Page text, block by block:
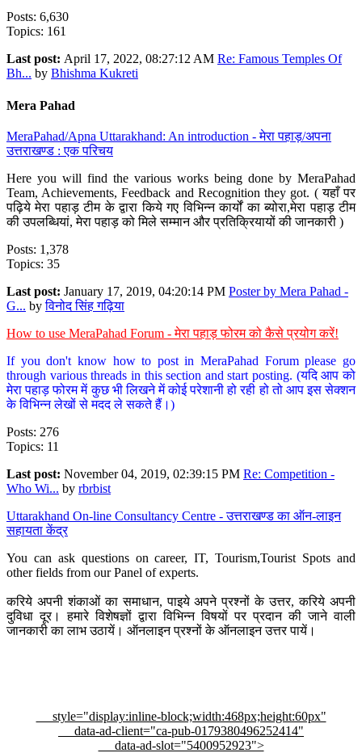
Posts: 6,630
Topics: 161
Last post: April 17, 2022, 08:27:12 AM Re: Famous Temples Of
Bh... by Bhishma Kukreti
Mera Pahad
MeraPahad/Apna Uttarakhand: An introduction - मेरा पहाड़/अपना
उत्तराखण्ड : एक परिचय
Here you will find the various works being done by MeraPahad
Team, Achievements, Feedback and Recognition they got. ( यहाँ पर
पढ़िये मेरा पहाड़ टीम के द्वारा किये गए विभिन्न कार्यों का ब्योरा,मेरा पहाड़ टीम
की उपलब्धियां, मेरा पहाड़ को मिले सम्मान और प्रतिक्रियायों की जानकारी )
Posts: 1,378
Topics: 35
Last post: January 17, 2019, 04:20:14 PM Poster by Mera Pahad -
G... byविनोद सिंह गढ़िया
How to use MeraPahad Forum - मेरा पहाड़ फोरम को कैसे प्रयोग करें!
If you don't know how to post in MeraPahad Forum please go
through various threads in this section and start posting. (यदि आप को
मेरा पहाड़ फोरम में कुछ भी लिखने में कोई परेशानी हो रही हो तो आप इस सेक्शन
के विभिन्न लेखों से मदद ले सकते हैं।)
Posts: 276
Topics: 11
Last post: November 04, 2019, 02:39:15 PM Re: Competition -
Who Wi... by rbrbist
Uttarakhand On-line Consultancy Centre - उत्तराखण्ड का ऑन-लाइन
सहायता केंद्र
You can ask questions on career, IT, Tourism,Tourist Spots and
other fields from our Panel of experts.
करिये अपनी शंकाओं का समाधान, पाइये अपने प्रश्नों के उत्तर, करिये अपनी
दुविधा दूर। हमारे विशेषज्ञों द्वारा विभिन्न विषयों पर प्रदान की जाने वाली
जानकारी का लाभ उठायें। ऑनलाइन प्रश्नों के ऑनलाइन उत्तर पायें।
style="display:inline-block;width:468px;height:60px"
data-ad-client="ca-pub-0179380496252414"
data-ad-slot="5400952923">